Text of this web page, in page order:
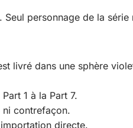
personnage de la
livré dans une sphère
1 à la Part 7.
ni contrefaçon.
directe.